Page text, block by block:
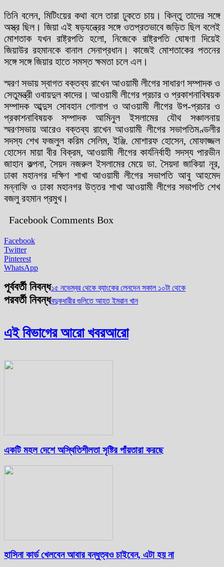
তিনি বলেন, মিটিংয়ের কথা বলে তারা ঢুকতে চায়। কিন্তু তাদের সঙ্গে
অস্ত্র ছিল। জিয়া এই ষড়যন্ত্রের সঙ্গে ওতপ্রতভাবে জড়িত ছিল বলেই
মোশতাক যখন রাষ্ট্রপতি হলো, নিজেকে রাষ্ট্রপতি ঘোষণা দিয়েই
জিয়াউর রহমানকে বানাল সেনাপ্রধান। কাজেই মোশতাকের পতনের
সঙ্গে সঙ্গে জিয়ার হাতে সমস্ত ক্ষমতা চলে এল।
স্মরণ সভায় স্বাগত বক্তব্য রাখেন আওয়ামী লীগের সাধারণ সম্পাদক ও
সেতুমন্ত্রী ওবায়দুল কাদের। আওয়ামী লীগের প্রচার ও প্রকাশনাবিষয়ক
সম্পাদক আব্দুস সোবহান গোলাপ ও আওয়ামী লীগের উপ-প্রচার ও
প্রকাশনাবিষয়ক সম্পাদক আমিনুল ইসলামের যৌথ সঞ্চালনায়
স্মরণসভায় আরেও বক্তব্য রাখেন আওয়ামী লীগের সভাপতিমণ্ডলীর
সদস্য শেখ ফজলুল করিম সেলিম, ইঞ্জি. মোশারফ হোসেন, মোফাজ্জল
হোসেন মায়া বীর বিক্রম, আওয়ামী লীগের কার্যনির্বাহী সদস্য পারভীন
জাহান কল্পনা, সৈয়দ নজরুল ইসলামের মেয়ে ডা. সৈয়দা জাকিয়া নূর,
ঢাকা মহানগর দক্ষিণ শাখা আওয়ামী লীগের সভাপতি আবু আহমেদ
মন্নাফি ও ঢাকা মহানগর উত্তর শাখা আওয়ামী লীগের সভাপতি শেখ
বজলু রহমান প্রমুখ।
Facebook Comments Box
Facebook
Twitter
Pinterest
WhatsApp
পূর্ববর্তী নিবন্ধ১৫ নভেম্বর থেকে ব্যাংকের লেনদেন সকাল ১০টা থেকে
পরবর্তী নিবন্ধবন্দুকধারীর গুলিতে আহত ইমরান খান
এই বিভাগের আরো খবরআরো
একটি মহল দেশে অস্থিতিশীলতা সৃষ্টির পাঁয়তারা করছে
হাসিনা কার্ড খেলবেন আবার বন্ধুত্বও চাইবেন, এটা হয় না